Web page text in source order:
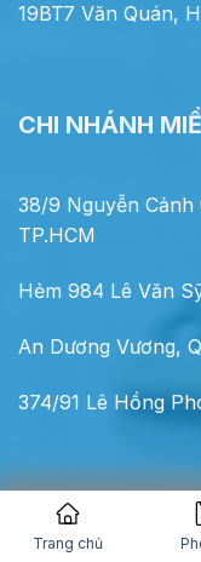
19BT7 Văn Quán,
CHI NHÁNH
38/9 Nguyễn Cảnh
TP.HCM
Hẻm 984 Lê Văn
An Dương Vương,
374/91 Lê Hồng
VỀ CHÍNH
Trang chủ